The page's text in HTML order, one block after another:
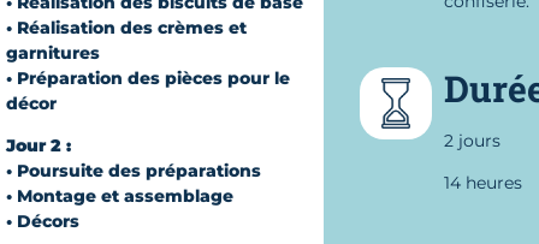
• Réalisation des crèmes et
garnitures
• Préparation des pièces pour le
décor
Jour 2 :
• Poursuite des préparations
• Montage et assemblage
• Décors
2 jours
14 heures